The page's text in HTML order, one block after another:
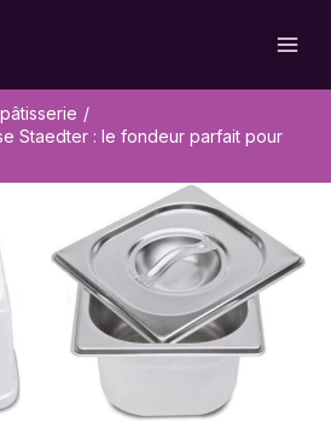
Staedter : le fondeur parfait pour